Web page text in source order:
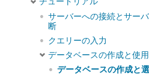
サーバーへの接続とサー
断
クエリーの入力
データベースの作成と使用
データベースの作成と